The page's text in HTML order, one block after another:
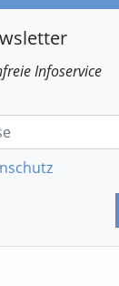
Infoservice